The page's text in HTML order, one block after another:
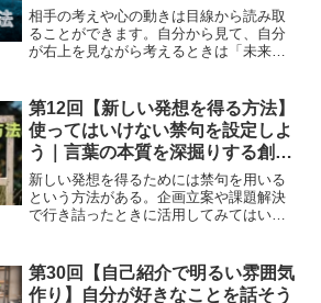
ュニケーション術
相手の考えや心の動きは目線から読み取
ることができます。自分から見て、自分
が右上を見ながら考えるときは「未来＝
第12回【新しい発想を得る方法】
使ってはいけない禁句を設定しよ
う｜言葉の本質を深掘りする創造
的思考法
新しい発想を得るためには禁句を用いる
という方法がある。企画立案や課題解決
で行き詰ったときに活用してみてはいか
第30回【自己紹介で明るい雰囲気
作り】自分が好きなことを話そう